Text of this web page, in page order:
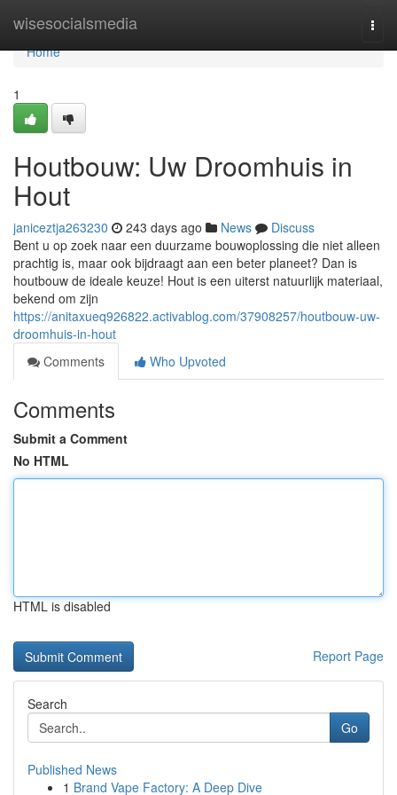
wisesocialsmedia
Home
Home
1
Houtbouw: Uw Droomhuis in
Hout
janiceztja263230 243 days ago News
Discuss
Bent u op zoek naar een duurzame bouwoplossing die niet alleen
prachtig is, maar ook bijdraagt aan een beter planeet? Dan is
houtbouw de ideale keuze! Hout is een uiterst natuurlijk materiaal,
bekend om zijn
https://anitaxueq926822.activablog.com/37908257/houtbouw-uw-
droomhuis-in-hout
Comments
Who Upvoted
Comments
Submit a Comment
No HTML
HTML is disabled
Report Page
Search
Go
Published News
1 Brand Vape Factory: A Deep Dive